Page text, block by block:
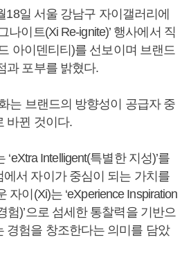
18일 서울 강남구 자이갤러리에
나이트(Xi Re-ignite)’ 행사에서 직
아이덴티티)를 선보이며 브랜드
과 포부를 밝혔다.
는 브랜드의 방향성이 공급자 중
바뀐 것이다.
Intelligent(특별한 지성)’를
서 자이가 중심이 되는 가치를
자이(Xi)는 ‘eXperience Inspiration
험)’으로 섬세한 통찰력을 기반으
경험을 창조한다는 의미를 담았